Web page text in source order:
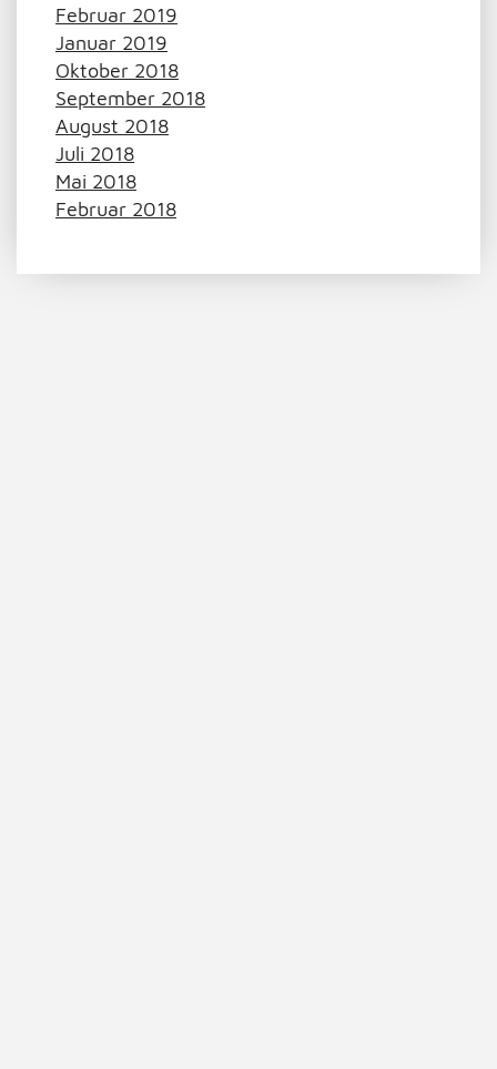
Februar 2019
Januar 2019
Oktober 2018
September 2018
August 2018
Juli 2018
Mai 2018
Februar 2018